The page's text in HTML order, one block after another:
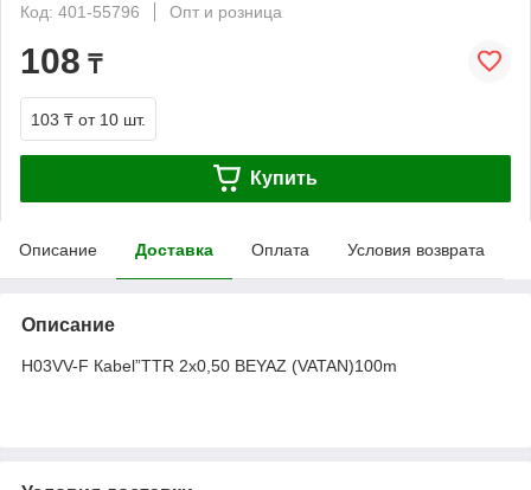
Код: 401-55796
Опт и розница
108 ₸
103 ₸ от 10 шт.
Купить
Описание Доставка Оплата Условия возврата
Описание
Н03VV-F Каbel”TTR 2х0,50 BEYAZ (VATAN)100m